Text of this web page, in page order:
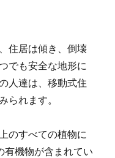
住居は傾き、倒壊
でも安全な地形に
人達は、移動式住
られます。
のすべての植物に
有機物が含まれてい